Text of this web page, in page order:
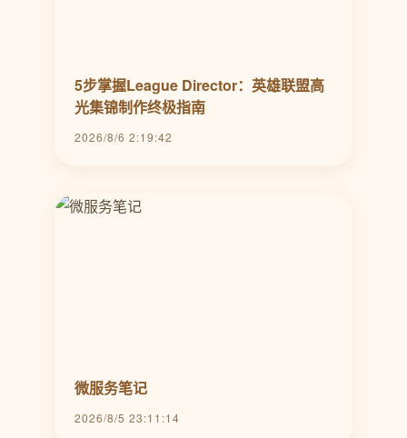
5步掌握League Director：英雄联盟高
光集锦制作终极指南
2026/8/6 2:19:42
微服务笔记
2026/8/5 23:11:14